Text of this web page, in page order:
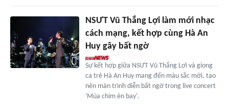
NSƯT Vũ Thắng Lợi làm mới nhạc
cách mạng, kết hợp cùng Hà An
Huy gây bất ngờ
Sự kết hợp giữa NSƯT Vũ Thắng Lợi và giọng
ca trẻ Hà An Huy mang đến màu sắc mới, tạo
nên màn trình diễn bất ngờ trong live concert
'Mùa chim én bay'.